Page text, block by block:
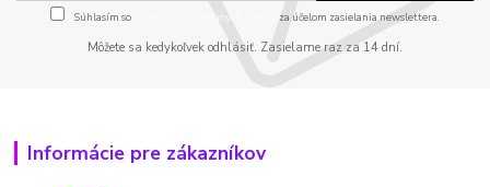
Súhlasím so spracovaním osobných údajov za účelom zasielania newslettera.
Môžete sa kedykoľvek odhlásiť. Zasielame raz za 14 dní.
Informácie pre zákazníkov